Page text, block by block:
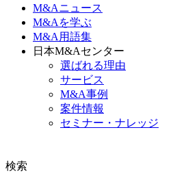
M&Aニュース
M&Aを学ぶ
M&A用語集
日本M&Aセンター
選ばれる理由
サービス
M&A事例
案件情報
セミナー・ナレッジ
検索